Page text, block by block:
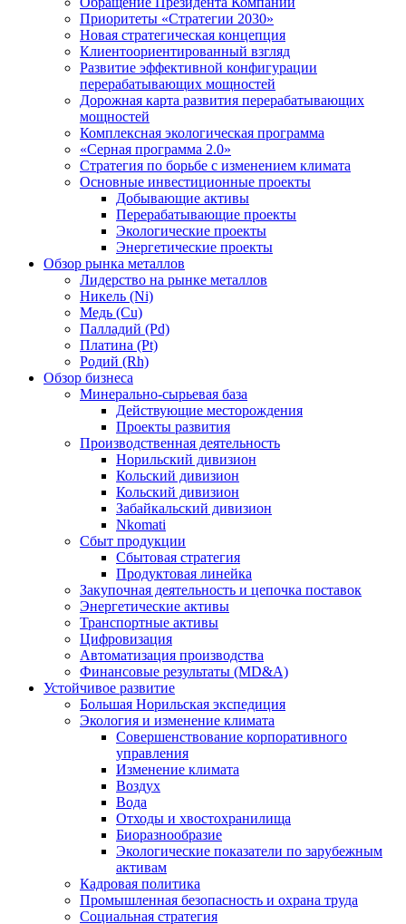
Приоритеты «Стратегии 2030»
Новая стратегическая концепция
Клиентоориентированный взгляд
Развитие эффективной конфигурации
перерабатывающих мощностей
Дорожная карта развития перерабатывающих
мощностей
Комплексная экологическая программа
«Серная программа 2.0»
Стратегия по борьбе с изменением климата
Основные инвестиционные проекты
Добывающие активы
Перерабатывающие проекты
Экологические проекты
Энергетические проекты
Обзор рынка металлов
Лидерство на рынке металлов
Никель (Ni)
Медь (Cu)
Палладий (Pd)
Платина (Pt)
Родий (Rh)
Обзор бизнеса
Минерально-сырьевая база
Действующие месторождения
Проекты развития
Производственная деятельность
Норильский дивизион
Кольский дивизион
Кольский дивизион
Забайкальский дивизион
Nkomati
Сбыт продукции
Сбытовая стратегия
Продуктовая линейка
Закупочная деятельность и цепочка поставок
Энергетические активы
Транспортные активы
Цифровизация
Автоматизация производства
Финансовые результаты (MD&A)
Устойчивое развитие
Большая Норильская экспедиция
Экология и изменение климата
Совершенствование корпоративного
управления
Изменение климата
Воздух
Вода
Отходы и хвостохранилища
Биоразнообразие
Экологические показатели по зарубежным
активам
Кадровая политика
Промышленная безопасность и охрана труда
Социальная стратегия